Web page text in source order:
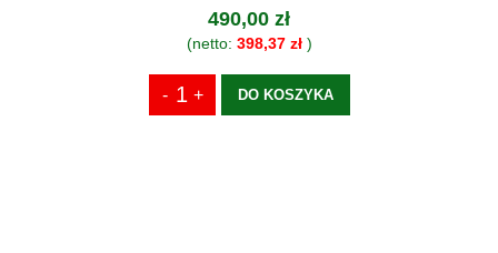
490,00 zł
(netto: 398,37 zł)
DO KOSZYKA